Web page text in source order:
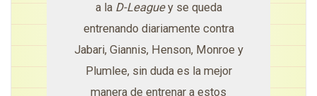
a la D-Leaguey se queda
entrenando diariamente contra
Jabari, Giannis, Henson, Monroe y
Plumlee, sin duda es la mejor
manera de entrenar a estos